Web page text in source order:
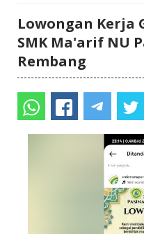
Lowongan Kerja
SMK Ma'arif NU
Rembang